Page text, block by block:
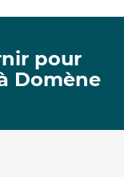
pour
Domène